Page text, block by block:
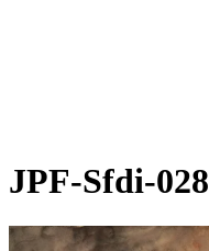
JPF-Sfdi-028